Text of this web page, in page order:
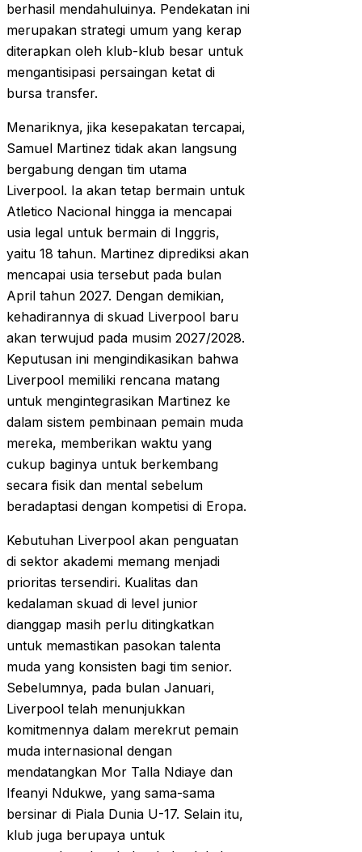
berhasil mendahuluinya. Pendekatan ini
merupakan strategi umum yang kerap
diterapkan oleh klub-klub besar untuk
mengantisipasi persaingan ketat di
bursa transfer.
Menariknya, jika kesepakatan tercapai,
Samuel Martinez tidak akan langsung
bergabung dengan tim utama
Liverpool. Ia akan tetap bermain untuk
Atletico Nacional hingga ia mencapai
usia legal untuk bermain di Inggris,
yaitu 18 tahun. Martinez diprediksi akan
mencapai usia tersebut pada bulan
April tahun 2027. Dengan demikian,
kehadirannya di skuad Liverpool baru
akan terwujud pada musim 2027/2028.
Keputusan ini mengindikasikan bahwa
Liverpool memiliki rencana matang
untuk mengintegrasikan Martinez ke
dalam sistem pembinaan pemain muda
mereka, memberikan waktu yang
cukup baginya untuk berkembang
secara fisik dan mental sebelum
beradaptasi dengan kompetisi di Eropa.
Kebutuhan Liverpool akan penguatan
di sektor akademi memang menjadi
prioritas tersendiri. Kualitas dan
kedalaman skuad di level junior
dianggap masih perlu ditingkatkan
untuk memastikan pasokan talenta
muda yang konsisten bagi tim senior.
Sebelumnya, pada bulan Januari,
Liverpool telah menunjukkan
komitmennya dalam merekrut pemain
muda internasional dengan
mendatangkan Mor Talla Ndiaye dan
Ifeanyi Ndukwe, yang sama-sama
bersinar di Piala Dunia U-17. Selain itu,
klub juga berupaya untuk